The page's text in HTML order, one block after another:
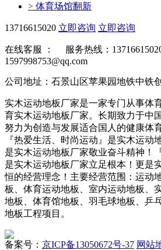
> 体育场馆翻新
13716615020 立即咨询 立即咨询
在线客服 ：
服务热线：
1597998753@qq.com
公司地址：石景山区苹果园地铁中铁
实木运动地板厂家是一家专门从事体
育实木运动地板厂家。长期致力于中
努力为创造与发展适合国人的健康体
『热爱生活、时尚运动』是实木运动
是实木运动地板厂家敬业奋斗精神！
是实木运动地板厂家立足根本！更是
恒的经营理念！主要经营范围：运动
板、体育运动地板、室内运动地板、
地板、体育馆地板、羽毛球地板、乒
地板工程项目。
备案号： 京ICP备13050672号-37 网站